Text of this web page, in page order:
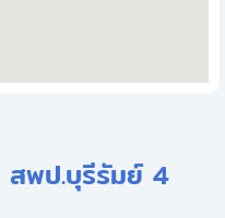
สพป.บุรีรัมย์ 4